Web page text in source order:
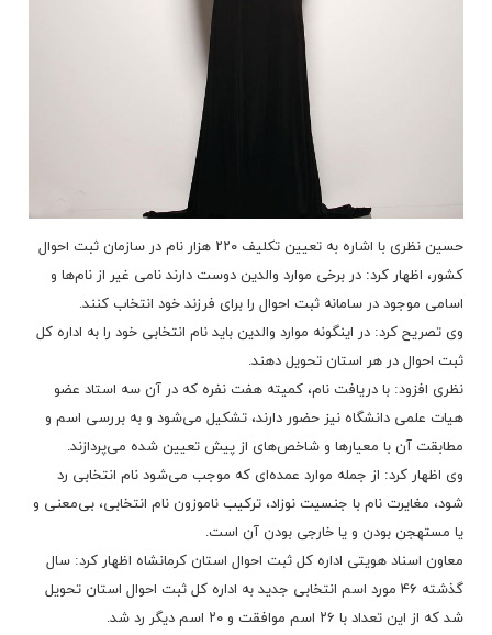
حسین نظری با اشاره به تعیین تکلیف ۲۲۰ هزار نام در سازمان ثبت احوال
کشور، اظهار کرد: در برخی موارد والدین دوست دارند نامی غیر از نام‌ها و
اسامی موجود در سامانه ثبت احوال را برای فرزند خود انتخاب کنند.
وی تصریح کرد: در اینگونه موارد والدین باید نام انتخابی خود را به اداره کل
ثبت احوال در هر استان تحویل دهند.
نظری افزود: با دریافت نام، کمیته هفت نفره که در آن سه استاد عضو
هیات علمی دانشگاه نیز حضور دارند، تشکیل می‌شود و به بررسی اسم و
مطابقت آن با معیارها و شاخص‌های از پیش تعیین شده می‌پردازند.
وی اظهار کرد: از جمله موارد عمده‌ای که موجب می‌شود نام انتخابی رد
شود، مغایرت نام با جنسیت نوزاد، ترکیب ناموزون نام انتخابی، بی‌معنی و
یا مستهجن بودن و یا خارجی بودن آن است.
معاون اسناد هویتی اداره کل ثبت احوال استان کرمانشاه اظهار کرد: سال
گذشته ۴۶ مورد اسم انتخابی جدید به اداره کل ثبت احوال استان تحویل
شد که از این تعداد با ۲۶ اسم موافقت و ۲۰ اسم دیگر رد شد.